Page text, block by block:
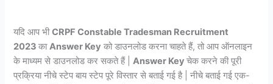
यदि आप भीCRPF Constable Tradesman Recruitment
2023 काAnswer Key को डाउनलोड करना चाहते हैं, तो आप ऑनलाइन
के माध्यम से डाउनलोड कर सकते हैं |Answer Keyचेक करने की पूरी
प्रक्रिया नीचे स्टेप बाय स्टेप पूरे विस्तार से बताई गई है | नीचे बताई गई एक-